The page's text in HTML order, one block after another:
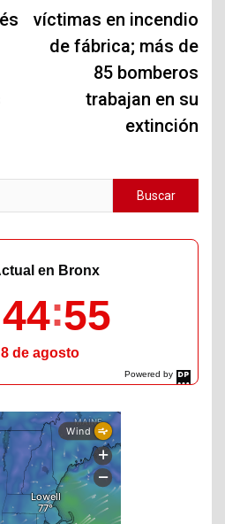
víctimas en incendio
de fábrica; más de
85 bomberos
trabajan en su
extinción
Powered by
DaysPedia.com
en Bronx
44 56
de agosto